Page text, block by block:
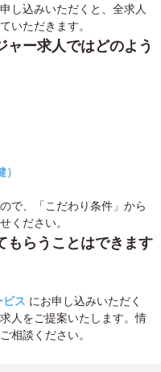
し込みいただくと、全求人
いただきます。
ャー求人ではどのよう
で、「こだわり条件」から
ください。
もらうことはできます
ビス にお申し込みいただく
人をご提案いたします。情
相談ください。